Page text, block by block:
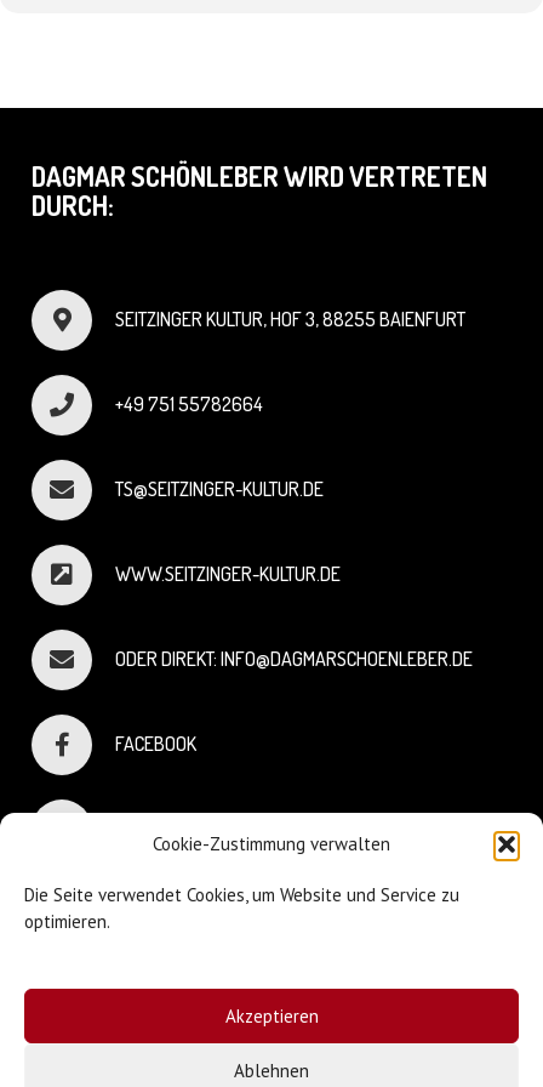
Cookie-Zustimmung verwalten
Die Seite verwendet Cookies, um Website und Service zu
optimieren.
Akzeptieren
Ablehnen
DAGMAR SCHÖNLEBER WIRD VERTRETEN
DURCH:
SEITZINGER KULTUR, HOF 3, 88255 BAIENFURT
+49 751 55782664
TS@SEITZINGER-KULTUR.DE
WWW.SEITZINGER-KULTUR.DE
ODER DIREKT: INFO@DAGMARSCHOENLEBER.DE
FACEBOOK
Sniffing Dog